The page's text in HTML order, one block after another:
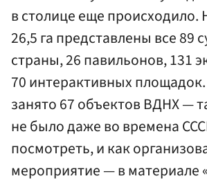
в столице еще происходило.
26,5 га представлены все 89
страны, 26 павильонов, 131
70 интерактивных
занято 67 объектов ВДНХ —
не было даже во времена
посмотреть, и как
мероприятие — в материале